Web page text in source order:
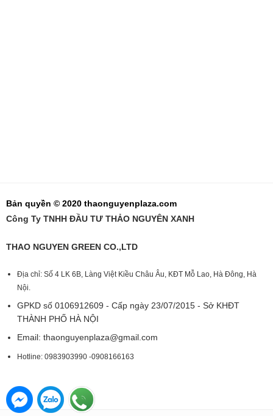
Bản quyền © 2020 thaonguyenplaza.com
Công Ty TNHH ĐẦU TƯ THẢO NGUYÊN XANH
THAO NGUYEN GREEN CO.,LTD
Địa chỉ: Số 4 LK 6B, Làng Việt Kiều Châu Âu, KĐT Mỗ Lao, Hà Đông, Hà
Nội.
GPKD số 0106912609 - Cấp ngày 23/07/2015 - Sở KHĐT
THÀNH PHỐ HÀ NỘI
Email: thaonguyenplaza@gmail.com
Hotline: 0983903990 -0908166163